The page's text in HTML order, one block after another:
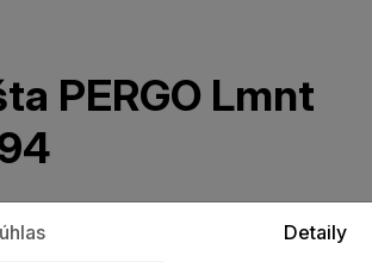
PERGO Lmnt
lišta v dekore laminátovej
voči opotrebovaniu.
Detaily